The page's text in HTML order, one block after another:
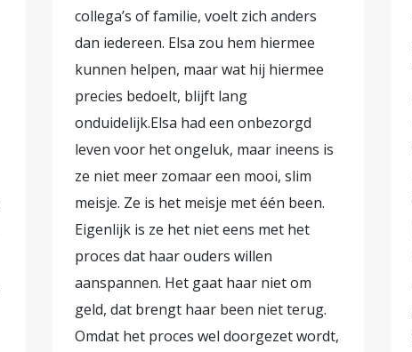
collega’s of familie, voelt zich anders
dan iedereen. Elsa zou hem hiermee
kunnen helpen, maar wat hij hiermee
precies bedoelt, blijft lang
onduidelijk.Elsa had een onbezorgd
leven voor het ongeluk, maar ineens is
ze niet meer zomaar een mooi, slim
meisje. Ze is het meisje met één been.
Eigenlijk is ze het niet eens met het
proces dat haar ouders willen
aanspannen. Het gaat haar niet om
geld, dat brengt haar been niet terug.
Omdat het proces wel doorgezet wordt,